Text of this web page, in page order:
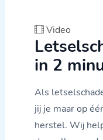
Video
in 2
Als
jij je maar op
herstel. Wij